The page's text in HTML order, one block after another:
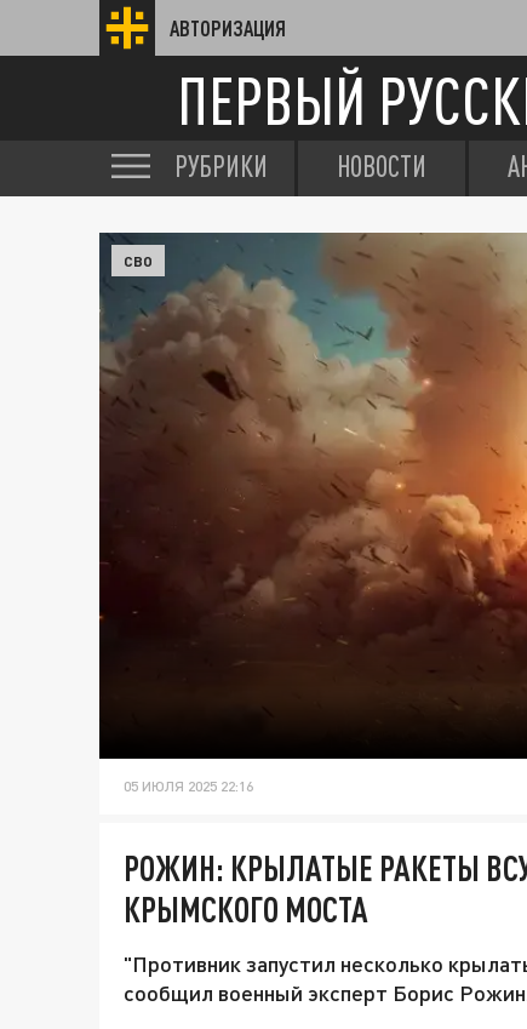
АВТОРИЗАЦИЯ
ПЕРВЫЙ
РУБРИКИ НОВОСТИ
СВО
05 ИЮЛЯ 2025 22:16
РОЖИН: КРЫЛАТЫЕ РАКЕТЫ
КРЫМСКОГО МОСТА
"Противник запустил несколько
сообщил военный эксперт Борис